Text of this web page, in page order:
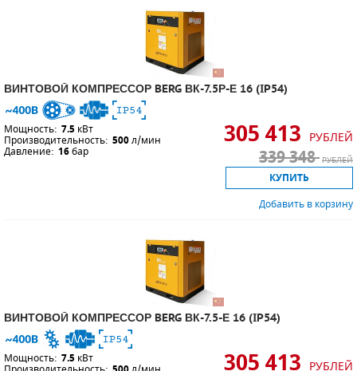
ВИНТОВОЙ КОМПРЕССОР BERG ВК-7.5Р-Е 16 (IP54)
Мощность: 7.5 кВт
Производительность: 500л/мин
Давление: 16бар
305 413 РУБЛЕЙ
339 348 РУБЛЕЙ
КУПИТЬ
Добавить в корзину
ВИНТОВОЙ КОМПРЕССОР BERG ВК-7.5-Е 16 (IP54)
Мощность: 7.5 кВт 305 413 РУБЛЕЙ